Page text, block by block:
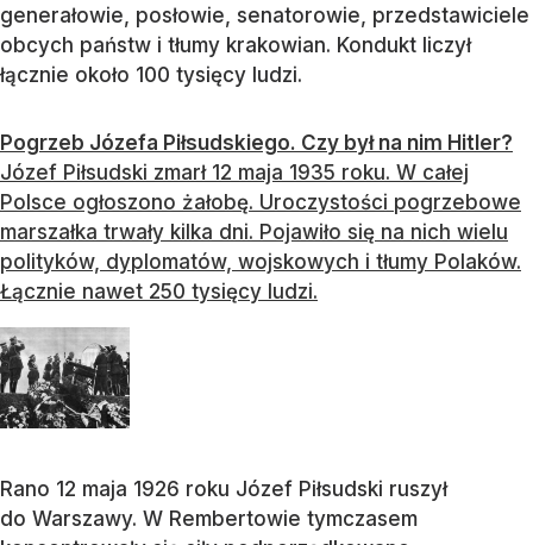
generałowie, posłowie, senatorowie, przedstawiciele
obcych państw i tłumy krakowian. Kondukt liczył
łącznie około 100 tysięcy ludzi.
Pogrzeb Józefa Piłsudskiego. Czy był na nim Hitler?
Józef Piłsudski zmarł 12 maja 1935 roku. W całej
Polsce ogłoszono żałobę. Uroczystości pogrzebowe
marszałka trwały kilka dni. Pojawiło się na nich wielu
polityków, dyplomatów, wojskowych i tłumy Polaków.
Łącznie nawet 250 tysięcy ludzi.
Rano 12 maja 1926 roku Józef Piłsudski ruszył
do Warszawy. W Rembertowie tymczasem